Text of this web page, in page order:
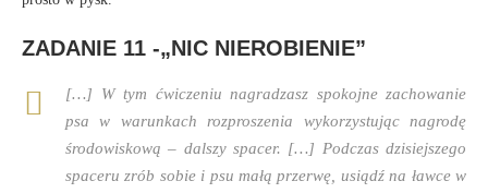
ZADANIE 11 -„NIC NIEROBIENIE”
[…] W tym ćwiczeniu nagradzasz spokojne zachowanie
psa w warunkach rozproszenia wykorzystując nagrodę
środowiskową – dalszy spacer. […] Podczas dzisiejszego
spaceru zrób sobie i psu małą przerwę, usiądź na ławce w